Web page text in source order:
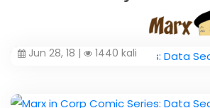
Jun 28, 18 | 1440 kali